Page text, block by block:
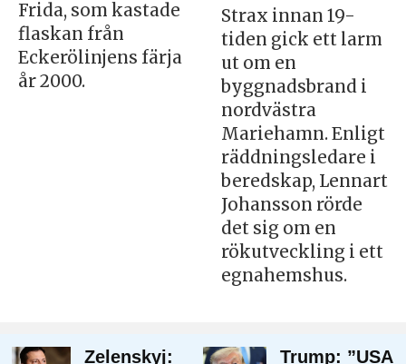
Frida, som kastade
flaskan från
Eckerölinjens färja
år 2000.
Strax innan 19-
tiden gick ett larm
ut om en
byggnadsbrand i
nordvästra
Mariehamn. Enligt
räddningsledare i
beredskap, Lennart
Johansson rörde
det sig om en
rökutveckling i ett
egnahemshus.